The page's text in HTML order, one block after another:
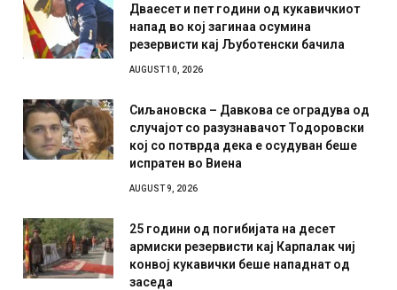
Дваесет и пет години од кукавичкиот
напад во кој загинаа осумина
резервисти кај Љуботенски бачила
AUGUST 10, 2026
Сиљановска – Давкова се оградува од
случајот со разузнавачот Тодоровски
кој со потврда дека е осудуван беше
испратен во Виена
AUGUST 9, 2026
25 години од погибијата на десет
армиски резервисти кај Карпалак чиј
конвој кукавички беше нападнат од
заседа